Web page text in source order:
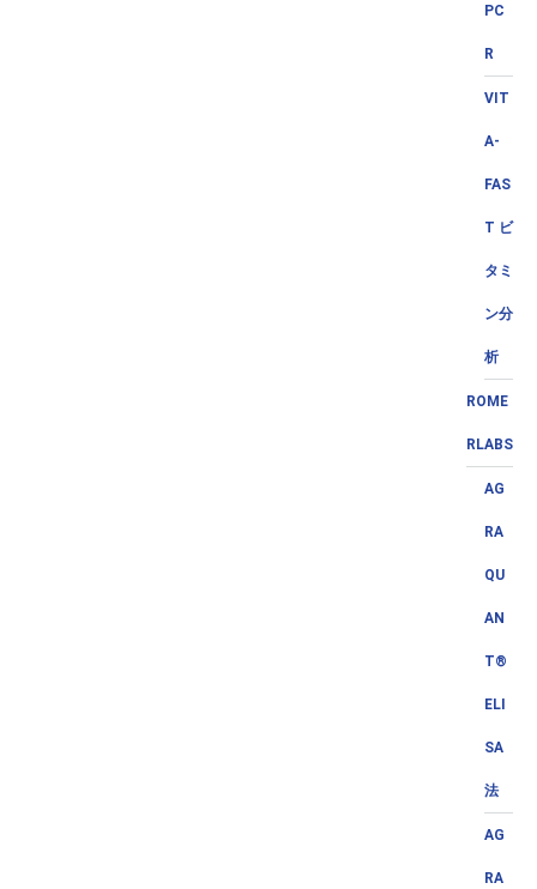
PC
R
VIT
A-
FAS
T ビ
タミ
ン分
析
ROME
RLABS
AG
RA
QU
AN
T®
ELI
SA
法
AG
RA